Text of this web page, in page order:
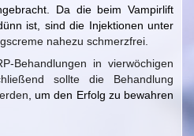
Da die beim Vampirlift
ist, sind die Injektionen unter
nahezu schmerzfrei.
Behandlungen in vierwöchigen
sollte die Behandlung
, um den Erfolg zu bewahren